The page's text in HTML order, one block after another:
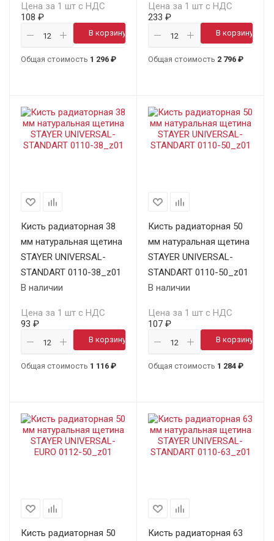
Цена за 1 шт с НДС
108 ₽
В корзину
Общая стоимость 1 296 ₽
Цена за 1 шт с НДС
233 ₽
В корзину
Общая стоимость 2 796 ₽
Кисть радиаторная 38
мм натуральная щетина
STAYER UNIVERSAL-
STANDART 0110-38_z01
В наличии
Цена за 1 шт с НДС
93 ₽
В корзину
Общая стоимость 1 116 ₽
Кисть радиаторная 50
мм натуральная щетина
STAYER UNIVERSAL-
STANDART 0110-50_z01
В наличии
Цена за 1 шт с НДС
107 ₽
В корзину
Общая стоимость 1 284 ₽
Кисть радиаторная 50 Кисть радиаторная 63